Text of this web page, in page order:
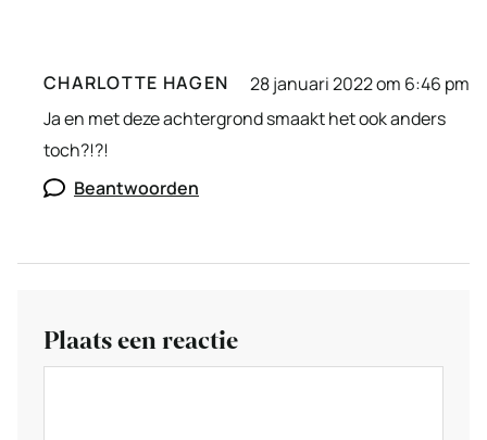
CHARLOTTE HAGEN
28 januari 2022 om 6:46 pm
Ja en met deze achtergrond smaakt het ook anders
toch?!?!
Beantwoorden
Plaats een reactie